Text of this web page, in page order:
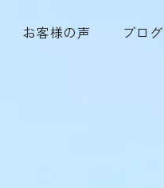
お客様の声 ブログ